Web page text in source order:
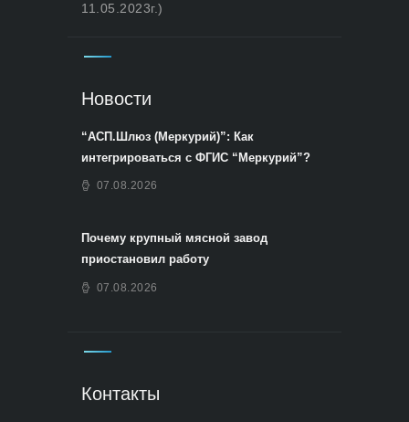
11.05.2023г.)
Новости
“АСП.Шлюз (Меркурий)”: Как
интегрироваться с ФГИС “Меркурий”?
07.08.2026
Почему крупный мясной завод
приостановил работу
07.08.2026
Контакты